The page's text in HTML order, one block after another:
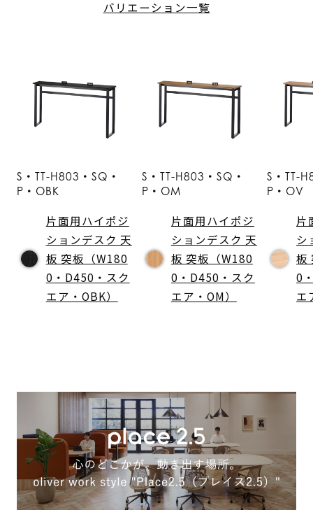
バリエーション一覧
S・TT-H803・SQ・
P・OBK
片面用ハイポジ
ションデスク 天
板 突板（W180
0・D450・スク
エア・OBK）
S・TT-H803・SQ・
P・OM
片面用ハイポジ
ションデスク 天
板 突板（W180
0・D450・スク
エア・OM）
S・TT-
P・OV
片
シ
板
0
エ